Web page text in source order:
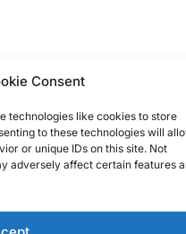
Consent
technologies like cookies to store
to these technologies will
or unique IDs on this site. Not
adversely affect certain features